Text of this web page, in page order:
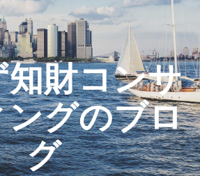
財コンサ
グのブロ
グ
用した知財戦略の策定方法
」で、新たな発明を創出する方法